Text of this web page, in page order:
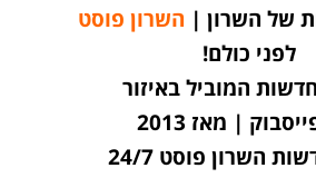
של השרון | השרון פוסט
לפני כולם!
המוביל באיזור
| מאז 2013
השרון פוסט 24/7